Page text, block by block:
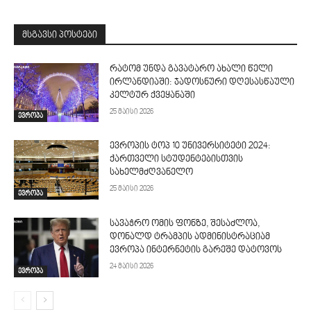
მსგავსი პოსტები
ევროპა
რატომ უნდა გავატარო ახალი წელი
ირლანდიაში: ჯადოსნური დღესასწაული
კელტურ ქვეყანაში
25 მაისი 2026
ევროპა
ევროპის ტოპ 10 უნივერსიტეტი 2024:
ქართველი სტუდენტებისთვის
სახელმძღვანელო
25 მაისი 2026
ევროპა
სავაჭრო ომის ფონზე, შესაძლოა,
დონალდ ტრამპის ადმინისტრაციამ
ევროპა ინტერნეტის გარეშე დატოვოს
24 მაისი 2026